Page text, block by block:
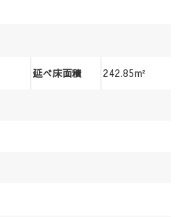
延べ床面積 242.85m²